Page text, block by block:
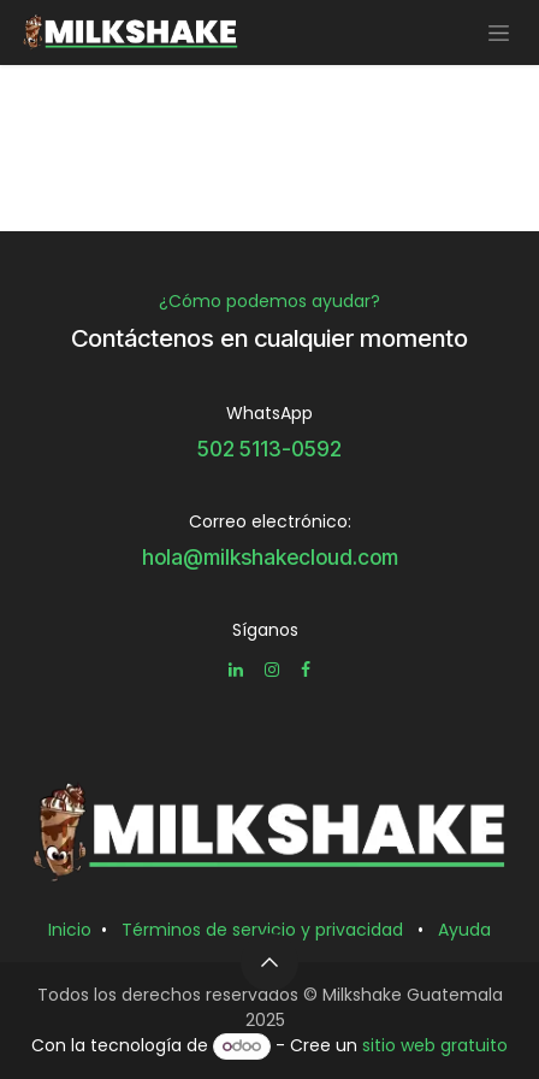
Ir al contenido
¿Cómo podemos ayudar?
Contáctenos en cualquier momento
WhatsApp
502 5113-0592
Correo electrónico:
hola@milkshakecloud.com
Síganos
Inicio • Términos de servicio y privacidad • Ayuda
Todos los derechos reservados © Milkshake Guatemala
2025
Con la tecnología de
- Cree unsitio web gratuito